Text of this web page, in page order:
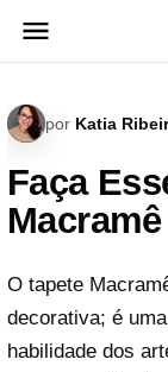
para
por Katia
Faça
O tapete
decorativa; é
habilidade dos